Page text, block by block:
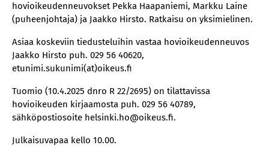
hovioikeudenneuvokset Pekka Haapaniemi, Markku Laine
(puheenjohtaja) ja Jaakko Hirsto. Ratkaisu on yksimielinen.
Asiaa koskeviin tiedusteluihin vastaa hovioikeudenneuvos
Jaakko Hirsto puh. 029 56 40620,
etunimi.sukunimi(at)oikeus.fi
Tuomio (10.4.2025 dnro R 22/2695) on tilattavissa
hovioikeuden kirjaamosta puh. 029 56 40789,
sähköpostiosoite helsinki.ho@oikeus.fi.
Julkaisuvapaa kello 10.00.